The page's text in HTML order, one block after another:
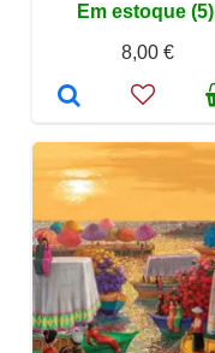
Em estoque (5)
8,00 €